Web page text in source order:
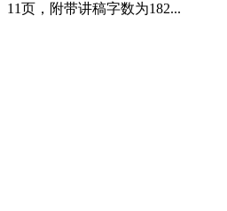
11页，附带讲稿字数为182...